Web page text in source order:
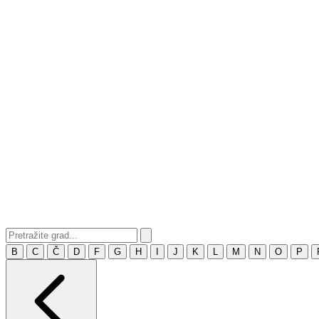
B C Č D F G H J K M N O P